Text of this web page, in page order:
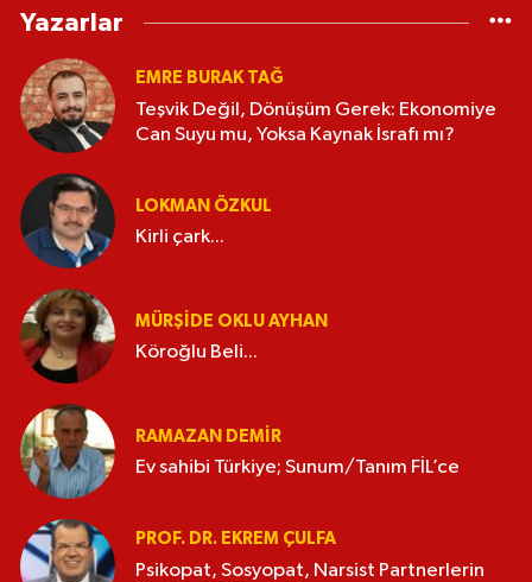
Yazarlar
EMRE BURAK TAĞ
Teşvik Değil, Dönüşüm Gerek: Ekonomiye
Can Suyu mu, Yoksa Kaynak İsrafı mı?
LOKMAN ÖZKUL
Kirli çark...
MÜRŞIDE OKLU AYHAN
Köroğlu Beli...
RAMAZAN DEMİR
Ev sahibi Türkiye; Sunum/Tanım FİL’ce
PROF. DR. EKREM ÇULFA
Psikopat, Sosyopat, Narsist Partnerlerin